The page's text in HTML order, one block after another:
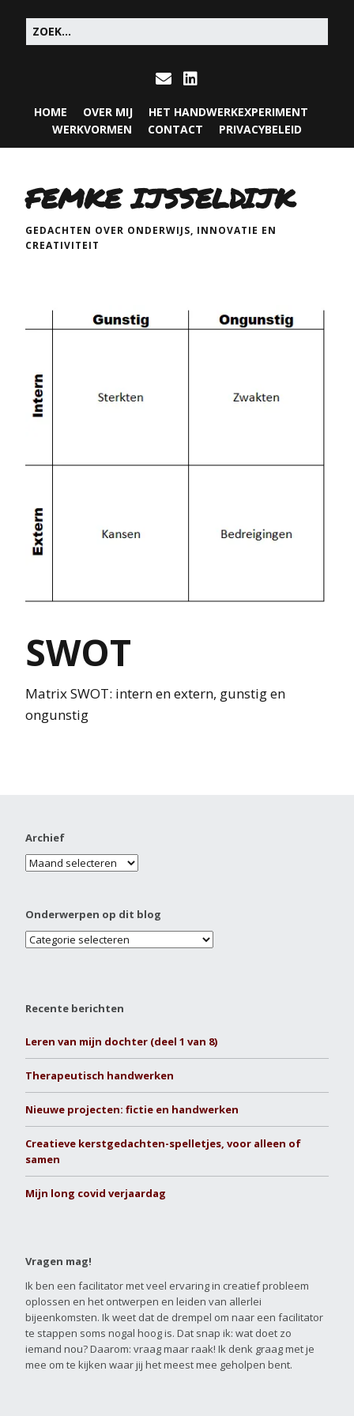
HOME OVER MIJ
HET HANDWERKEXPERIMENT
WERKVORMEN
CONTACT PRIVACYBELEID
FEMKE IJSSELDIJK
GEDACHTEN OVER ONDERWIJS, INNOVATIE EN
CREATIVITEIT
SWOT
Matrix SWOT: intern en extern, gunstig en
ongunstig
Archief
Onderwerpen op dit blog
Recente berichten
Leren van mijn dochter (deel 1 van 8)
Therapeutisch handwerken
Nieuwe projecten: fictie en handwerken
Creatieve kerstgedachten-spelletjes, voor alleen of
samen
Mijn long covid verjaardag
Vragen mag!
Ik ben een facilitator met veel ervaring in creatief probleem
oplossen en het ontwerpen en leiden van allerlei
bijeenkomsten. Ik weet dat de drempel om naar een facilitator
te stappen soms nogal hoog is. Dat snap ik: wat doet zo
iemand nou? Daarom: vraag maar raak! Ik denk graag met je
mee om te kijken waar jij het meest mee geholpen bent.